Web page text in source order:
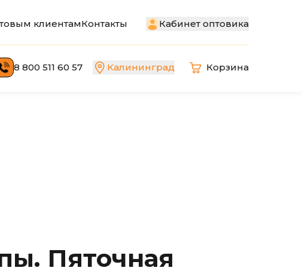
клиентамКонтакты Кабинет оптовика
8 800 511 60 57 Калининград Корзина
Пяточная